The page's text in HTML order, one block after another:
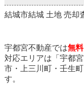
結城市結城 土地 売却
宇都宮不動産では無
対応エリアは「宇都
市・上三川町・壬生
す。